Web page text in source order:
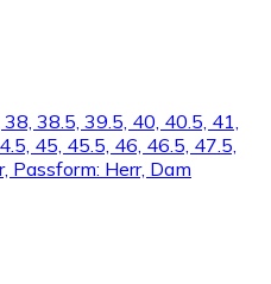
38.5, 39.5, 40, 40.5, 41,
45, 45.5, 46, 46.5, 47.5,
Passform: Herr, Dam